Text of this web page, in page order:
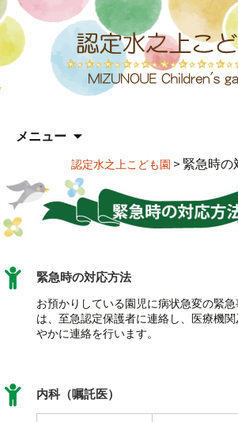
メニュー
テ
ン
ツ
ス
プ
認定水之上こども園 > 緊急時の
緊急時の対応方法
お預かりしている園児に病状急変の緊
は、至急認定保護者に連絡し、医療機
やかに連絡を行います。
内科（嘱託医）